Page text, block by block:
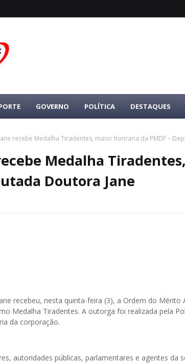
GOVERNO POLÍTICA DESTAQUES
recebe Medalha Tiradentes, maior honraria da PMDF –
Medalha
Doutora Jane
recebeu, nesta quinta-feira (3), a Ordem do Mérito
Medalha Tiradentes. A outorga foi realizada pela
da corporação.
autoridades públicas, parlamentares e agentes da